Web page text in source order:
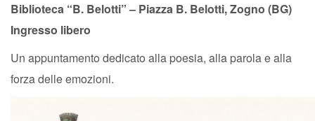
Biblioteca “B. Belotti” – Piazza B. Belotti, Zogno (BG)
Ingresso libero
Un appuntamento dedicato alla poesia, alla parola e alla
forza delle emozioni.